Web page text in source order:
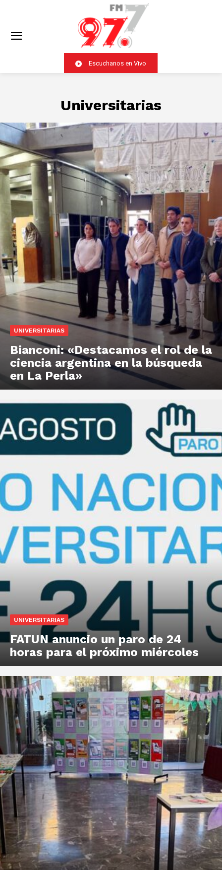
Escuchanos en Vivo
Universitarias
UNIVERSITARIAS
Bianconi: «Destacamos el rol de la
ciencia argentina en la búsqueda
en La Perla»
UNIVERSITARIAS
FATUN anuncio un paro de 24
horas para el próximo miércoles